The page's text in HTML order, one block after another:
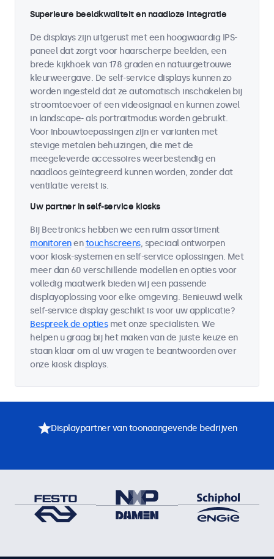
Superieure beeldkwaliteit en naadloze integratie
De displays zijn uitgerust met een hoogwaardig IPS-
paneel dat zorgt voor haarscherpe beelden, een
brede kijkhoek van 178 graden en natuurgetrouwe
kleurweergave. De self-service displays kunnen zo
worden ingesteld dat ze automatisch inschakelen bij
stroomtoevoer of een videosignaal en kunnen zowel
in landscape- als portraitmodus worden gebruikt.
Voor inbouwtoepassingen zijn er varianten met
stevige metalen behuizingen, die met de
meegeleverde accessoires weerbestendig en
naadloos geïntegreerd kunnen worden, zonder dat
ventilatie vereist is.
Uw partner in self-service kiosks
Bij Beetronics hebben we een ruim assortiment
monitorenentouchscreens, speciaal ontworpen
voor kiosk-systemen en self-service oplossingen. Met
meer dan 60 verschillende modellen en opties voor
volledig maatwerk bieden wij een passende
displayoplossing voor elke omgeving. Benieuwd welk
self-service display geschikt is voor uw applicatie?
Bespreek de optiesmet onze specialisten. We
helpen u graag bij het maken van de juiste keuze en
staan klaar om al uw vragen te beantwoorden over
onze kiosk displays.
Displaypartner van toonaangevende bedrijven